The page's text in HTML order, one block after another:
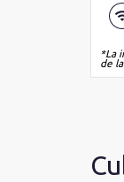
*La
de